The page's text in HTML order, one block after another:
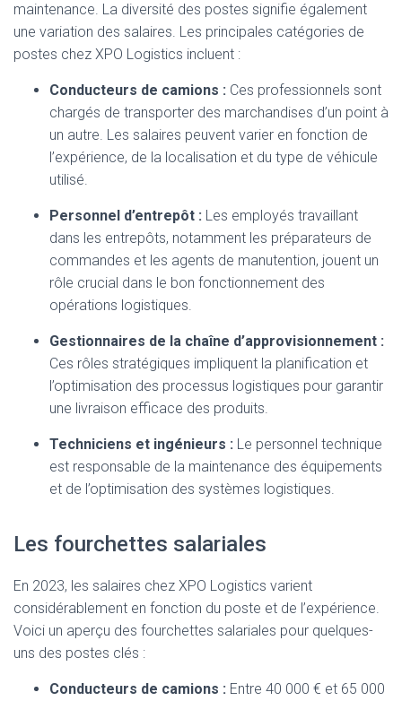
maintenance. La diversité des postes signifie également
une variation des salaires. Les principales catégories de
postes chez XPO Logistics incluent :
Conducteurs de camions : Ces professionnels sont
chargés de transporter des marchandises d’un point à
un autre. Les salaires peuvent varier en fonction de
l’expérience, de la localisation et du type de véhicule
utilisé.
Personnel d’entrepôt : Les employés travaillant
dans les entrepôts, notamment les préparateurs de
commandes et les agents de manutention, jouent un
rôle crucial dans le bon fonctionnement des
opérations logistiques.
Gestionnaires de la chaîne d’approvisionnement :
Ces rôles stratégiques impliquent la planification et
l’optimisation des processus logistiques pour garantir
une livraison efficace des produits.
Techniciens et ingénieurs : Le personnel technique
est responsable de la maintenance des équipements
et de l’optimisation des systèmes logistiques.
Les fourchettes salariales
En 2023, les salaires chez XPO Logistics varient
considérablement en fonction du poste et de l’expérience.
Voici un aperçu des fourchettes salariales pour quelques-
uns des postes clés :
Conducteurs de camions : Entre 40 000 € et 65 000